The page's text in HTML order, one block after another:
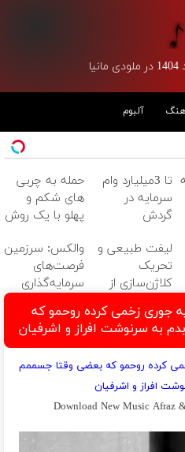
آلبوم
تا 3میلیارد وام
سرمایه در
گردش
فروشگاهت رو
ثبت کن
حمله به چربی
های شکم و
پهلو با یک روش
سبز45%تخفیف)
لیفت طبیعی و
تحریک
کلاژن‌سازی از
24ماه ماندگاری
✅ جوان شو
والکس: سرزمین
فرصت‌های
سرمایه‌گذاری
جوری زخمی کرده روحمو که
به سرنوشت افراز و اشرفیان
کرده روحمو که بعضی وقتا جسممم
افراز و اشرفیان
Download New Music Afraz